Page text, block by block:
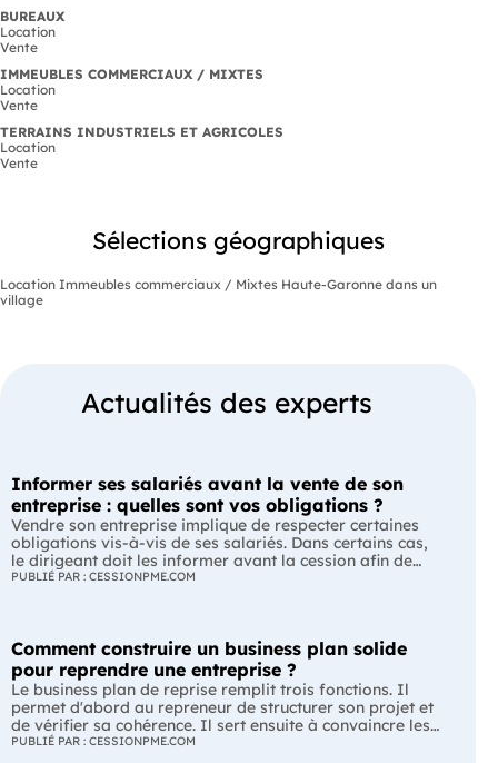
BUREAUX
Location
Vente
IMMEUBLES COMMERCIAUX / MIXTES
Location
Vente
TERRAINS INDUSTRIELS ET AGRICOLES
Location
Vente
Sélections géographiques
Location Immeubles commerciaux / Mixtes Haute-Garonne dans un
village
Actualités des experts
Informer ses salariés avant la vente de son
entreprise : quelles sont vos obligations ?
Vendre son entreprise implique de respecter certaines
obligations vis-à-vis de ses salariés. Dans certains cas,
le dirigeant doit les informer avant la cession afin de
leur permettre, s'ils le souhaitent, de présenter une offre
L'essentiel Les entreprises de moins de 250 salariés sont
soumises, dans certains cas, à une obligation
d'information préalable des salariés. Cette obligation
concerne la vente d'un fonds de commerce ou la cession
de la majorité des titres d'une société. Le délai
d'information varie selon la taille de l'entreprise. Les
PUBLIÉ PAR : CESSIONPME.COM
Comment construire un business plan solide
pour reprendre une entreprise ?
Le business plan de reprise remplit trois fonctions. Il
permet d'abord au repreneur de structurer son projet et
de vérifier sa cohérence. Il sert ensuite à convaincre les
banques et les partenaires financiers de l'accompagner.
PUBLIÉ PAR : CESSIONPME.COM